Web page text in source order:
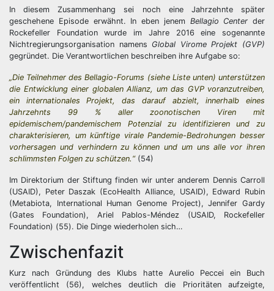
In diesem Zusammenhang sei noch eine Jahrzehnte später
geschehene Episode erwähnt. In eben jenem Bellagio Center der
Rockefeller Foundation wurde im Jahre 2016 eine sogenannte
Nichtregierungsorganisation namens Global Virome Projekt (GVP)
gegründet. Die Verantwortlichen beschreiben ihre Aufgabe so:
„Die Teilnehmer des Bellagio-Forums (siehe Liste unten) unterstützen
die Entwicklung einer globalen Allianz, um das GVP voranzutreiben,
ein internationales Projekt, das darauf abzielt, innerhalb eines
Jahrzehnts 99 % aller zoonotischen Viren mit
epidemischem/pandemischem Potenzial zu identifizieren und zu
charakterisieren, um künftige virale Pandemie-Bedrohungen besser
vorhersagen und verhindern zu können und um uns alle vor ihren
schlimmsten Folgen zu schützen.“(54)
Im Direktorium der Stiftung finden wir unter anderem Dennis Carroll
(USAID), Peter Daszak (EcoHealth Alliance, USAID), Edward Rubin
(Metabiota, International Human Genome Project), Jennifer Gardy
(Gates Foundation), Ariel Pablos-Méndez (USAID, Rockefeller
Foundation) (55). Die Dinge wiederholen sich…
Zwischenfazit
Kurz nach Gründung des Klubs hatte Aurelio Peccei ein Buch
veröffentlicht (56), welches deutlich die Prioritäten aufzeigte,